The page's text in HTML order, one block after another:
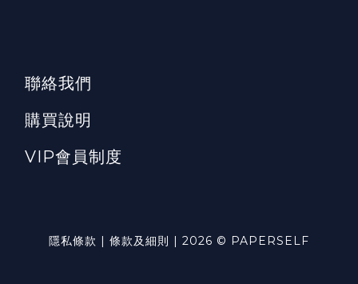
聯絡我們
購買說明
VIP會員制度
隱私條款 | 條款及細則 | 2026 © PAPERSELF